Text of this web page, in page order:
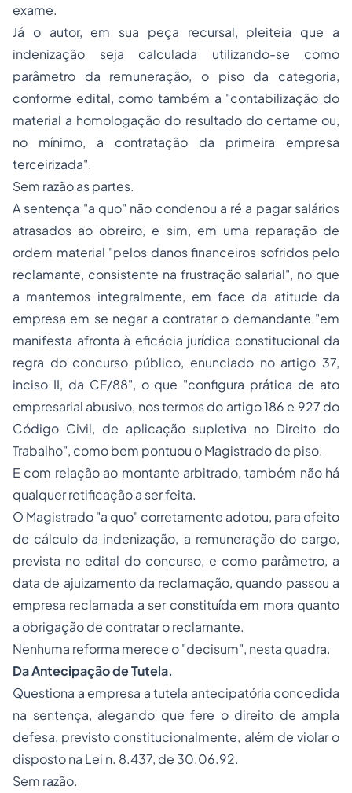
exame.
Já o autor, em sua peça recursal, pleiteia que a
indenização seja calculada utilizando-se como
parâmetro da remuneração, o piso da categoria,
conforme edital, como também a "contabilização do
material a homologação do resultado do certame ou,
no mínimo, a contratação da primeira empresa
terceirizada".
Sem razão as partes.
A sentença "a quo" não condenou a ré a pagar salários
atrasados ao obreiro, e sim, em uma reparação de
ordem material "pelos danos financeiros sofridos pelo
reclamante, consistente na frustração salarial", no que
a mantemos integralmente, em face da atitude da
empresa em se negar a contratar o demandante "em
manifesta afronta à eficácia jurídica constitucional da
regra do concurso público, enunciado no artigo 37,
inciso II, da CF/88", o que "configura prática de ato
empresarial abusivo, nos termos do artigo 186 e 927 do
Código Civil, de aplicação supletiva no Direito do
Trabalho", como bem pontuou o Magistrado de piso.
E com relação ao montante arbitrado, também não há
qualquer retificação a ser feita.
O Magistrado "a quo" corretamente adotou, para efeito
de cálculo da indenização, a remuneração do cargo,
prevista no edital do concurso, e como parâmetro, a
data de ajuizamento da reclamação, quando passou a
empresa reclamada a ser constituída em mora quanto
a obrigação de contratar o reclamante.
Nenhuma reforma merece o "decisum", nesta quadra.
Da Antecipação de Tutela.
Questiona a empresa a tutela antecipatória concedida
na sentença, alegando que fere o direito de ampla
defesa, previsto constitucionalmente, além de violar o
disposto na Lei n. 8.437, de 30.06.92.
Sem razão.